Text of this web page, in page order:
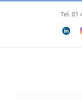
Passer
Tel. 01